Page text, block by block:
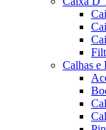
Calhas e